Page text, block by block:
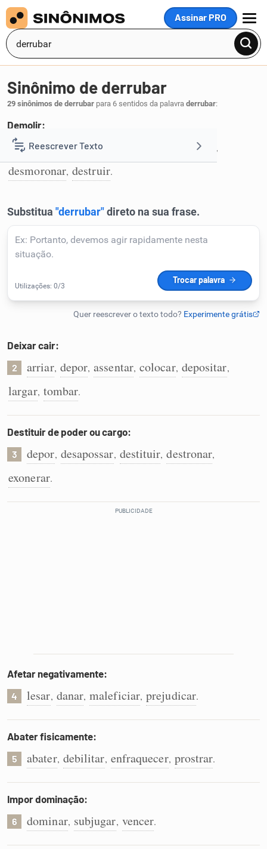
Assinar PRO
MENU
Reescrever Texto
Resumir Texto
Corrigir Texto
Detector de IA
Humanizador de IA
Cata-letras
Conexões
Caça-palavras
Dicionário
Sinônimo de derrubar
29 sinônimos de derrubar para 6 sentidos da palavra derrubar:
Demolir:
1 demolir,derribar desmantelar ,
desmoronar, destruir.
Deixar cair:
2 arriar, depor, assentar, colocar, depositar,
largar, tombar.
Destituir de poder ou cargo:
3 depor, desapossar, destituir, destronar,
exonerar.
Afetar negativamente:
4 lesar, danar, maleficiar, prejudicar.
Abater fisicamente:
5 abater, debilitar, enfraquecer, prostrar.
Impor dominação:
6 dominar, subjugar, vencer.